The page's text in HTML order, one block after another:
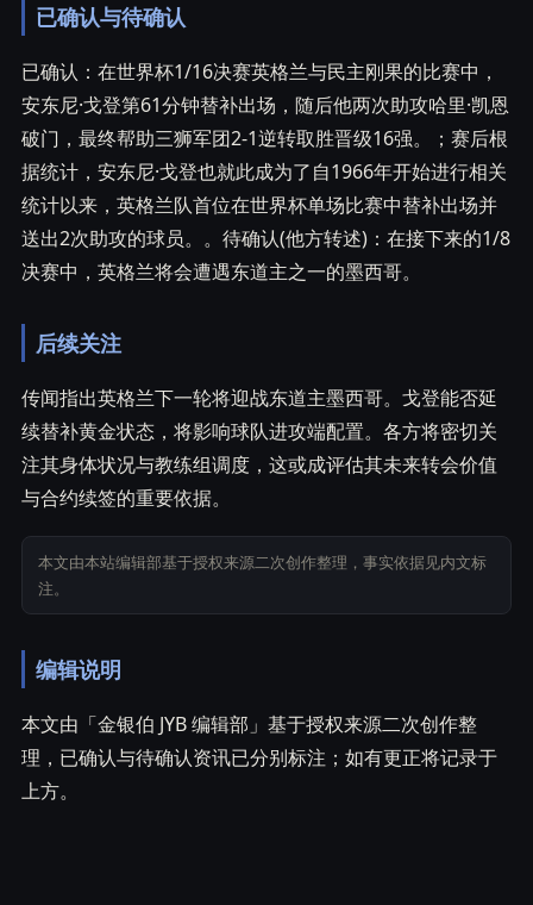
已确认与待确认
已确认：在世界杯1/16决赛英格兰与民主刚果的比赛中，
安东尼·戈登第61分钟替补出场，随后他两次助攻哈里·凯恩
破门，最终帮助三狮军团2-1逆转取胜晋级16强。；赛后根
据统计，安东尼·戈登也就此成为了自1966年开始进行相关
统计以来，英格兰队首位在世界杯单场比赛中替补出场并
送出2次助攻的球员。。待确认(他方转述)：在接下来的1/8
决赛中，英格兰将会遭遇东道主之一的墨西哥。
后续关注
传闻指出英格兰下一轮将迎战东道主墨西哥。戈登能否延
续替补黄金状态，将影响球队进攻端配置。各方将密切关
注其身体状况与教练组调度，这或成评估其未来转会价值
与合约续签的重要依据。
本文由本站编辑部基于授权来源二次创作整理，事实依据见内文标
注。
编辑说明
本文由「金银伯 JYB 编辑部」基于授权来源二次创作整
理，已确认与待确认资讯已分别标注；如有更正将记录于
上方。